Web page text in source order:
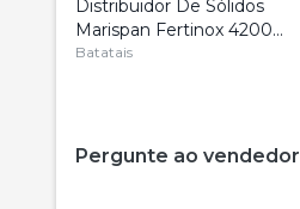
Distribuidor De Sólidos
Marispan Fertinox 4200
Citrus
Batatais
Pergunte ao vendedor